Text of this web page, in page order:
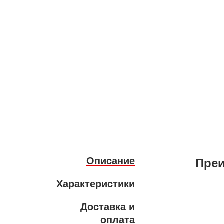
Описание
Характеристики
Доставка и
оплата